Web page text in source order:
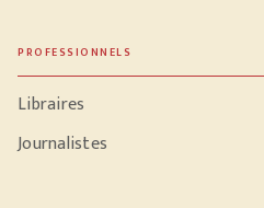
PROFESSIONNELS
Libraires
Journalistes